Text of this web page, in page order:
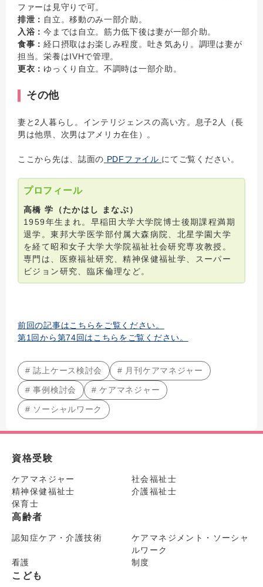
ファーは見守りで可。
排泄： 自立。移動のみ一部介助。
入浴：今までは自立。筋力低下後は妻が一部介助。
食事：経口摂取はお楽しみ程度。吐き気あり。調理は妻が
担当。栄養はIVHで管理。
更衣： ゆっくり自立。不調時は一部介助。
その他
妻と2人暮らし。インテリジェンスの高い方。息子2人（長
男は他県、次男はアメリカ在住）。
ここから先は、誌面の PDFファイル にてご覧ください。
プロフィール
高橋 学（たかはし まなぶ）
1959年生まれ。早稲田大学大学院博士後期課程満期
退学。東邦大学医学部付属大森病院、北星学園大学
を経て昭和女子大学大学院福祉社会研究専攻教授。
専門は、医療福祉研究、精神保健福祉学、スーパー
ビジョン研究、臨床倫理など。
前回の記事はこちらをご覧ください。
第1回から第74回はこちらをご覧ください。
# 誌上ケース検討会 # 月刊ケアマネジャー
# 事例検討会 # ケアマネジャー
# ソーシャルワーク
資格受験
ケアマネジャー
社会福祉士
精神保健福祉士
介護福祉士
保育士
高齢者
認知症ケア・介護技術
ケアマネジメント・ソーシャ
ルワーク
看護
制度
こども